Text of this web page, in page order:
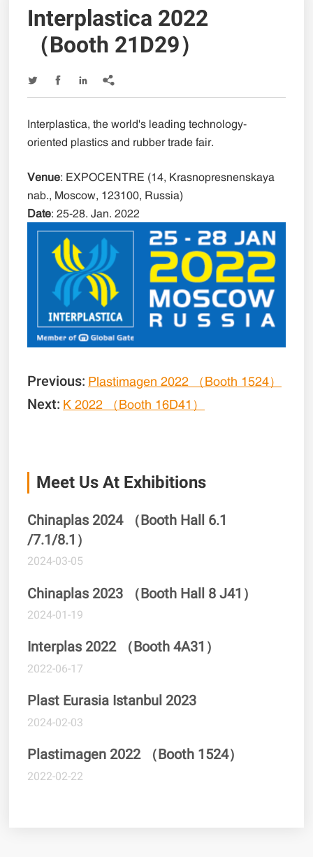
Interplastica 2022
（Booth 21D29）
   
Interplastica, the world's leading technology-
oriented plastics and rubber trade fair.
Venue: EXPOCENTRE (14, Krasnopresnenskaya
nab., Moscow, 123100, Russia)
Date: 25-28. Jan. 2022
Previous: Plastimagen 2022 （Booth 1524）
Next: K 2022 （Booth 16D41）
Meet Us At Exhibitions
Chinaplas 2024 （Booth Hall 6.1
/7.1/8.1）
2024-03-05
Chinaplas 2023 （Booth Hall 8 J41）
2024-01-19
Interplas 2022 （Booth 4A31）
2022-06-17
Plast Eurasia Istanbul 2023
2024-02-03
Plastimagen 2022 （Booth 1524）
2022-02-22